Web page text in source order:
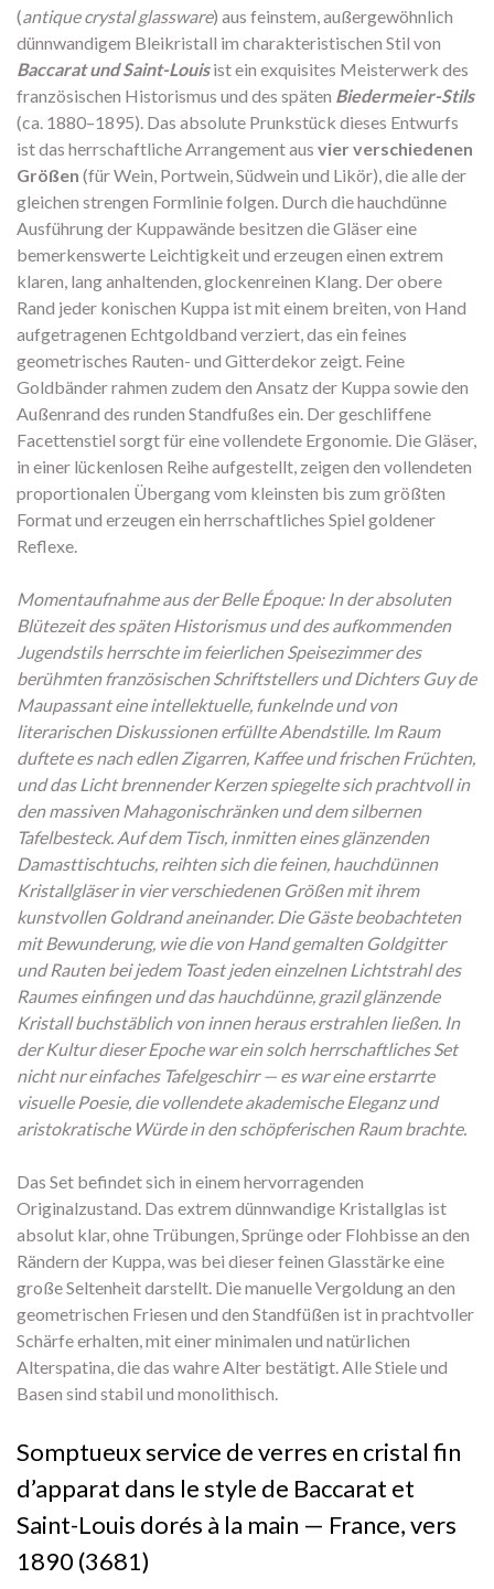
(antique crystal glassware) aus feinstem, außergewöhnlich
dünnwandigem Bleikristall im charakteristischen Stil von
Baccarat und Saint-Louisist ein exquisites Meisterwerk des
französischen Historismus und des späten Biedermeier-Stils
(ca. 1880–1895). Das absolute Prunkstück dieses Entwurfs
ist das herrschaftliche Arrangement aus vier verschiedenen
Größen (für Wein, Portwein, Südwein und Likör), die alle der
gleichen strengen Formlinie folgen. Durch die hauchdünne
Ausführung der Kuppawände besitzen die Gläser eine
bemerkenswerte Leichtigkeit und erzeugen einen extrem
klaren, lang anhaltenden, glockenreinen Klang. Der obere
Rand jeder konischen Kuppa ist mit einem breiten, von Hand
aufgetragenen Echtgoldband verziert, das ein feines
geometrisches Rauten- und Gitterdekor zeigt. Feine
Goldbänder rahmen zudem den Ansatz der Kuppa sowie den
Außenrand des runden Standfußes ein. Der geschliffene
Facettenstiel sorgt für eine vollendete Ergonomie. Die Gläser,
in einer lückenlosen Reihe aufgestellt, zeigen den vollendeten
proportionalen Übergang vom kleinsten bis zum größten
Format und erzeugen ein herrschaftliches Spiel goldener
Reflexe.
Momentaufnahme aus der Belle Époque: In der absoluten
Blütezeit des späten Historismus und des aufkommenden
Jugendstils herrschte im feierlichen Speisezimmer des
berühmten französischen Schriftstellers und Dichters Guy de
Maupassant eine intellektuelle, funkelnde und von
literarischen Diskussionen erfüllte Abendstille. Im Raum
duftete es nach edlen Zigarren, Kaffee und frischen Früchten,
und das Licht brennender Kerzen spiegelte sich prachtvoll in
den massiven Mahagonischränken und dem silbernen
Tafelbesteck. Auf dem Tisch, inmitten eines glänzenden
Damasttischtuchs, reihten sich die feinen, hauchdünnen
Kristallgläser in vier verschiedenen Größen mit ihrem
kunstvollen Goldrand aneinander. Die Gäste beobachteten
mit Bewunderung, wie die von Hand gemalten Goldgitter
und Rauten bei jedem Toast jeden einzelnen Lichtstrahl des
Raumes einfingen und das hauchdünne, grazil glänzende
Kristall buchstäblich von innen heraus erstrahlen ließen. In
der Kultur dieser Epoche war ein solch herrschaftliches Set
nicht nur einfaches Tafelgeschirr — es war eine erstarrte
visuelle Poesie, die vollendete akademische Eleganz und
aristokratische Würde in den schöpferischen Raum brachte.
Das Set befindet sich in einem hervorragenden
Originalzustand. Das extrem dünnwandige Kristallglas ist
absolut klar, ohne Trübungen, Sprünge oder Flohbisse an den
Rändern der Kuppa, was bei dieser feinen Glasstärke eine
große Seltenheit darstellt. Die manuelle Vergoldung an den
geometrischen Friesen und den Standfüßen ist in prachtvoller
Schärfe erhalten, mit einer minimalen und natürlichen
Alterspatina, die das wahre Alter bestätigt. Alle Stiele und
Basen sind stabil und monolithisch.
Somptueux service de verres en cristal fin
d’apparat dans le style de Baccarat et
Saint-Louis dorés à la main — France, vers
1890 (3681)